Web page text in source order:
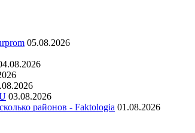
05.08.2026
03.08.2026
районов - Faktologia 01.08.2026